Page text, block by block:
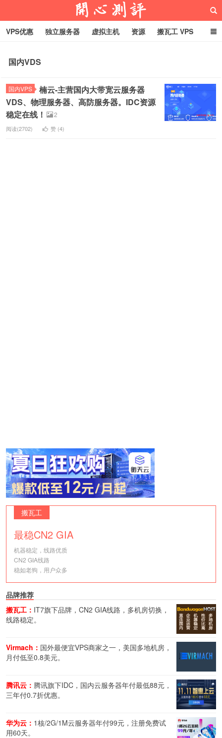
VPS优惠 独立服务器 虚拟主机 资源 搬瓦工 VPS
国内VDS
国内VPS
楠云-主营国内大带宽云服务器
VDS、物理服务器、高防服务器。IDC资源
稳定在线！
2
阅读(2702) 赞 (4)
搬瓦工
最稳CN2 GIA
机器稳定，线路优质
CN2 GIA线路
稳如老狗，用户众多
品牌推荐
搬瓦工： IT7旗下品牌，CN2 GIA线路，多机房切换，
线路稳定。
Virmach： 国外最便宜VPS商家之一，美国多地机房，
月付低至0.8美元。
腾讯云： 腾讯旗下IDC，国内云服务器年付最低88元，
三年付0.7折优惠。
华为云： 1核/2G/1M云服务器年付99元，注册免费试
用60天。